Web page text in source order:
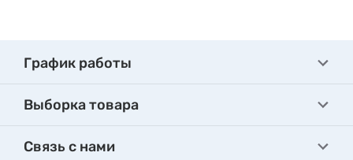
График работы
Выборка товара
Связь с нами